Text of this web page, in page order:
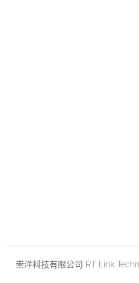
崇洋科技有限公司 RT. Link